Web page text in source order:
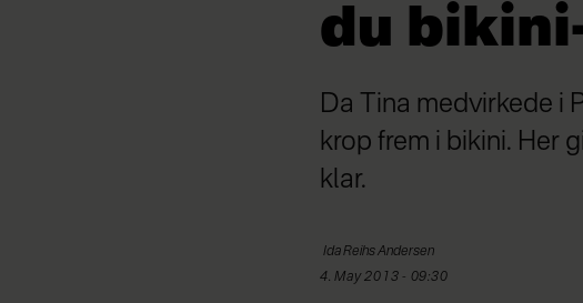
du
Da Tina medvirkede i
krop frem i bikini. Her
klar.
IdaReihs Andersen
4. May 2013 - 09:30